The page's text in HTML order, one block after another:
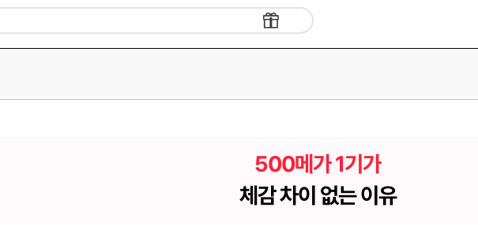
500메가 1기가
체감 차이 없는 이유